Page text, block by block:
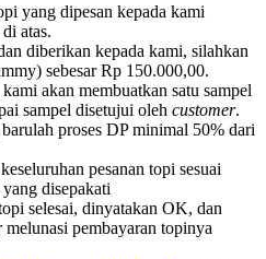
yang dipesan kepada kami
atas.
diberikan kepada kami, silahkan
sebesar Rp 150.000,00.
akan membuatkan satu sampel
sampel disetujui oleh customer.
proses DP minimal 50% dari
pesanan topi sesuai
disepakati
selesai, dinyatakan OK, dan
melunasi pembayaran topinya